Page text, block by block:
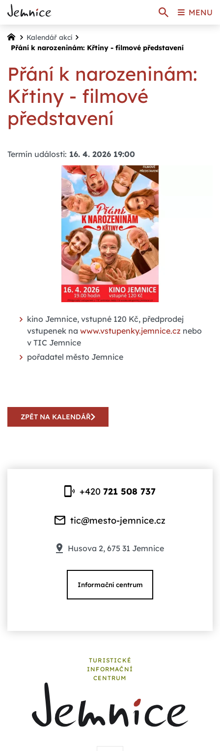
Kalendář akcí
Přání k narozeninám: Křtiny - filmové představení
Přání k narozeninám:
Křtiny - filmové
představení
Termín události: 16. 4. 2026 19:00
kino Jemnice, vstupné 120 Kč, předprodej
vstupenek na www.vstupenky.jemnice.cz nebo
v TIC Jemnice
pořadatel město Jemnice
ZPĚT NA KALENDÁŘ
+420721 508 737
tic@mesto-jemnice.cz
Husova 2, 675 31 Jemnice
Informační centrum
TURISTICKÉ
INFORMAČNÍ
CENTRUM
MENU